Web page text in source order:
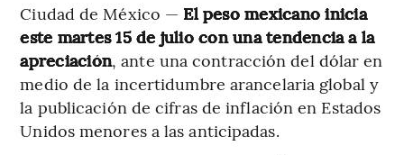
Ciudad de México — El peso mexicano inicia
este martes 15 de julio con una tendencia a la
apreciación, ante una contracción del dólar en
medio de la incertidumbre arancelaria global y
la publicación de cifras de inflación en Estados
Unidos menores a las anticipadas.